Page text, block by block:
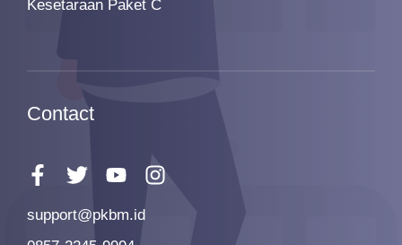
Kesetaraan Paket C
Contact
support@pkbm.id